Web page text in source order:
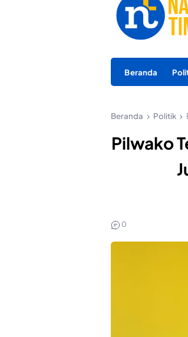
Beranda
Beranda Politik
Pilwako
0